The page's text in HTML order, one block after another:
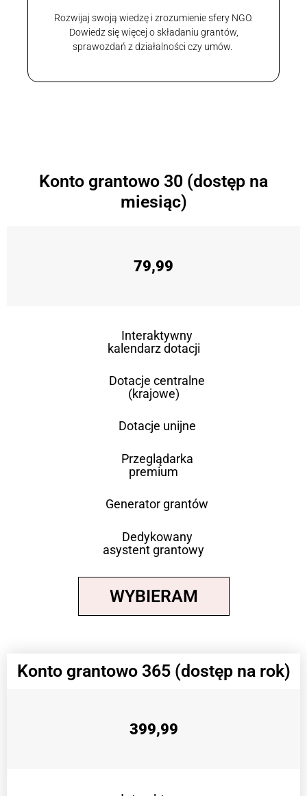
Rozwijaj swoją wiedzę i zrozumienie sfery NGO.
Dowiedz się więcej o składaniu grantów,
sprawozdań z działalności czy umów.
Konto grantowo 30 (dostęp na
miesiąc)
79,99
Interaktywny
kalendarz dotacji
Dotacje centralne
(krajowe)
Dotacje unijne
Przeglądarka
premium
Generator grantów
Dedykowany
asystent grantowy
WYBIERAM
Konto grantowo 365 (dostęp na rok)
399,99